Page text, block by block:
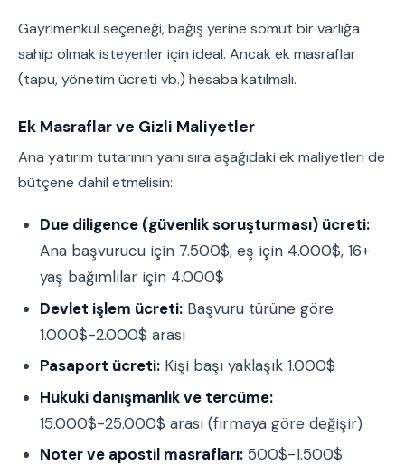
Gayrimenkul seçeneği, bağış yerine somut bir varlığa
sahip olmak isteyenler için ideal. Ancak ek masraflar
(tapu, yönetim ücreti vb.) hesaba katılmalı.
Ek Masraflar ve Gizli Maliyetler
Ana yatırım tutarının yanı sıra aşağıdaki ek maliyetleri de
bütçene dahil etmelisin:
Due diligence (güvenlik soruşturması) ücreti:
Ana başvurucu için 7.500$, eş için 4.000$, 16+
yaş bağımlılar için 4.000$
Devlet işlem ücreti: Başvuru türüne göre
1.000$-2.000$ arası
Pasaport ücreti: Kişi başı yaklaşık 1.000$
Hukuki danışmanlık ve tercüme:
15.000$-25.000$ arası (firmaya göre değişir)
Noter ve apostil masrafları: 500$-1.500$